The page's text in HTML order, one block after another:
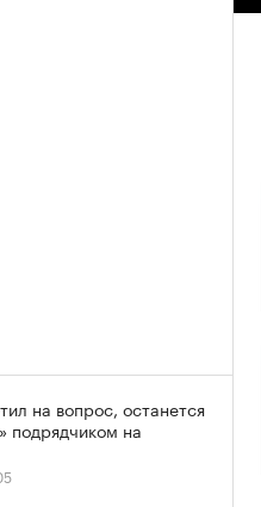
на вопрос, останется
подрядчиком на